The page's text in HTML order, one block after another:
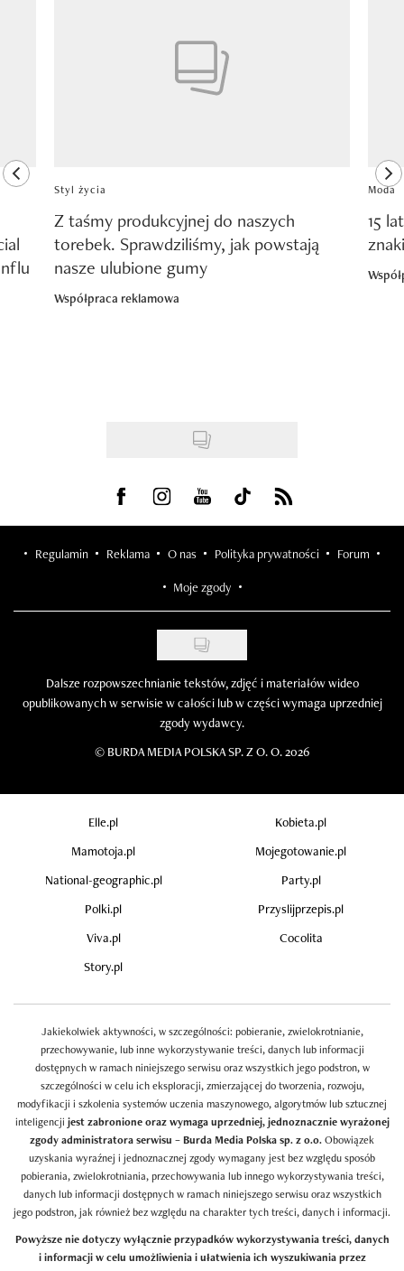
previous element
Styl życia
Z taśmy produkcyjnej do naszych
torebek. Sprawdziliśmy, jak powstają
nasze ulubione gumy
Współpraca reklamowa
Moda
15
Visit us on Facebook
Visit us on Instagram
Visit us on Youtube
Visit us on Tiktok
Visit us on Rss
Regulamin Reklama O nas Polityka prywatności Forum
Moje zgody
Dalsze rozpowszechnianie tekstów, zdjęć i materiałów wideo
opublikowanych w serwisie w całości lub w części wymaga uprzedniej
zgody wydawcy.
© BURDA MEDIA POLSKA SP. Z O. O. 2026
Elle.pl
Kobieta.pl
Mamotoja.pl
Mojegotowanie.pl
National-geographic.pl
Party.pl
Polki.pl
Przyslijprzepis.pl
Viva.pl
Cocolita
Story.pl
Jakiekolwiek aktywności, w szczególności: pobieranie, zwielokrotnianie,
przechowywanie, lub inne wykorzystywanie treści, danych lub informacji
dostępnych w ramach niniejszego serwisu oraz wszystkich jego podstron, w
szczególności w celu ich eksploracji, zmierzającej do tworzenia, rozwoju,
modyfikacji i szkolenia systemów uczenia maszynowego, algorytmów lub sztucznej
inteligencji jest zabronione oraz wymaga uprzedniej, jednoznacznie wyrażonej
zgody administratora serwisu – Burda Media Polska sp. z o.o.Obowiązek
uzyskania wyraźnej i jednoznacznej zgody wymagany jest bez względu sposób
pobierania, zwielokrotniania, przechowywania lub innego wykorzystywania treści,
danych lub informacji dostępnych w ramach niniejszego serwisu oraz wszystkich
jego podstron, jak również bez względu na charakter tych treści, danych i informacji.
Powyższe nie dotyczy wyłącznie przypadków wykorzystywania treści, danych
i informacji w celu umożliwienia i ułatwienia ich wyszukiwania przez